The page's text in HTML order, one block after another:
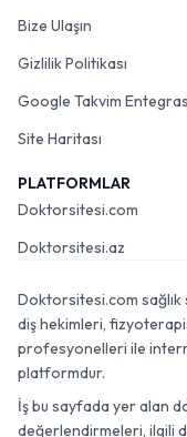
Bize Ulaşın
Gizlilik Politikası
Google Takvim
Site Haritası
PLATFORMLAR
Doktorsitesi.com
Doktorsitesi.az
Doktorsitesi.com
diş hekimleri,
profesyonelleri ile
platformdur.
İş bu sayfada yer alan
değerlendirmeleri, ilgili